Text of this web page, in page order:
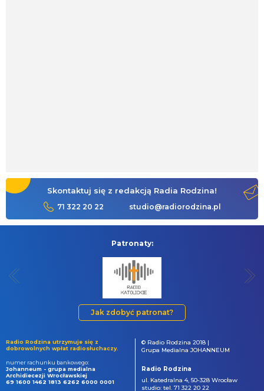
Skontaktuj się z redakcją Radia Rodzina!
71 322 20 22 studio@radiorodzina.pl
Patronaty:
Jak zdobyć patronat?
Radio Rodzina utrzymuje się z
dobrowolnych wpłat radiosłuchaczy.
numer rachunku bankowego:
Johanneum - grupa medialna
Archidiecezji Wrocławskiej
69 1600 1462 1813 6262 6000 0001
© Radio Rodzina 2018 |
Grupa Medialna JOHANNEUM
Radio Rodzina
ul. Katedralna 4, 50-328 Wrocław
studio: tel. 71 322 20 22